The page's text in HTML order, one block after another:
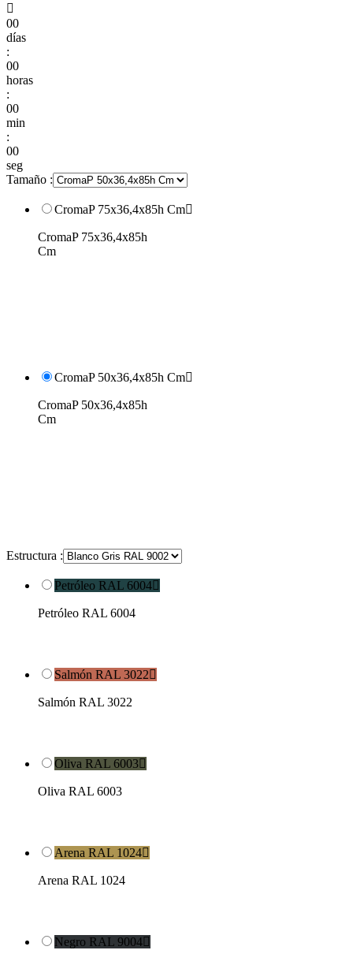

00
días
:
00
horas
:
00
min
:
00
seg
Tamaño :
CromaP 75x36,4x85h Cm
CromaP 75x36,4x85h
Cm
CromaP 50x36,4x85h Cm
CromaP 50x36,4x85h
Cm
Estructura :
Petróleo RAL 6004
Petróleo RAL 6004
Salmón RAL 3022
Salmón RAL 3022
Oliva RAL 6003
Oliva RAL 6003
Arena RAL 1024
Arena RAL 1024
Negro RAL 9004